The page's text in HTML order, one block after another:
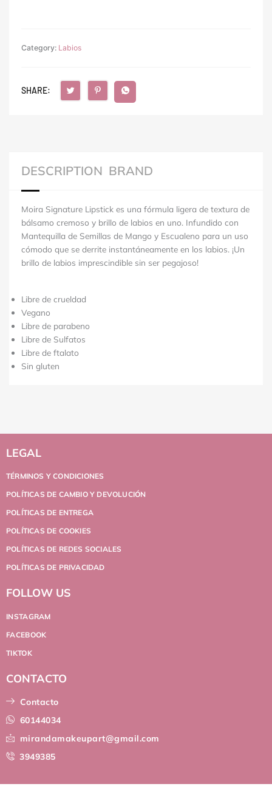
Category: Labios
SHARE:
DESCRIPTION BRAND
Moira Signature Lipstick es una fórmula ligera de textura de
bálsamo cremoso y brillo de labios en uno. Infundido con
Mantequilla de Semillas de Mango y Escualeno para un uso
cómodo que se derrite instantáneamente en los labios. ¡Un
brillo de labios imprescindible sin ser pegajoso!
Libre de crueldad
Vegano
Libre de parabeno
Libre de Sulfatos
Libre de ftalato
Sin gluten
LEGAL
TÉRMINOS Y CONDICIONES
POLÍTICAS DE CAMBIO Y DEVOLUCIÓN
POLÍTICAS DE ENTREGA
POLÍTICAS DE COOKIES
POLÍTICAS DE REDES SOCIALES
POLÍTICAS DE PRIVACIDAD
FOLLOW US
INSTAGRAM
FACEBOOK
TIKTOK
CONTACTO
Contacto
60144034
mirandamakeupart@gmail.com
3949385